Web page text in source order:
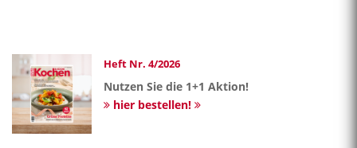
Heft Nr. 4/2026
Nutzen Sie die 1+1 Aktion!
hier bestellen!